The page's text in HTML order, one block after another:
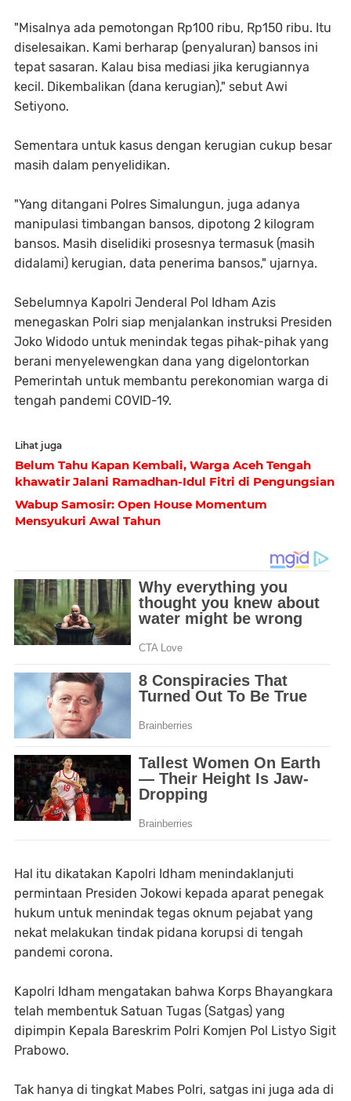
"Misalnya ada pemotongan Rp100 ribu, Rp150 ribu. Itu
diselesaikan. Kami berharap (penyaluran) bansos ini
tepat sasaran. Kalau bisa mediasi jika kerugiannya
kecil. Dikembalikan (dana kerugian)," sebut Awi
Setiyono.
Sementara untuk kasus dengan kerugian cukup besar
masih dalam penyelidikan.
"Yang ditangani Polres Simalungun, juga adanya
manipulasi timbangan bansos, dipotong 2 kilogram
bansos. Masih diselidiki prosesnya termasuk (masih
didalami) kerugian, data penerima bansos," ujarnya.
Sebelumnya Kapolri Jenderal Pol Idham Azis
menegaskan Polri siap menjalankan instruksi Presiden
Joko Widodo untuk menindak tegas pihak-pihak yang
berani menyelewengkan dana yang digelontorkan
Pemerintah untuk membantu perekonomian warga di
tengah pandemi COVID-19.
Lihat juga
Belum Tahu Kapan Kembali, Warga Aceh Tengah
khawatir Jalani Ramadhan-Idul Fitri di Pengungsian
Wabup Samosir: Open House Momentum
Mensyukuri Awal Tahun
Hal itu dikatakan Kapolri Idham menindaklanjuti
permintaan Presiden Jokowi kepada aparat penegak
hukum untuk menindak tegas oknum pejabat yang
nekat melakukan tindak pidana korupsi di tengah
pandemi corona.
Kapolri Idham mengatakan bahwa Korps Bhayangkara
telah membentuk Satuan Tugas (Satgas) yang
dipimpin Kepala Bareskrim Polri Komjen Pol Listyo Sigit
Prabowo.
Tak hanya di tingkat Mabes Polri, satgas ini juga ada di